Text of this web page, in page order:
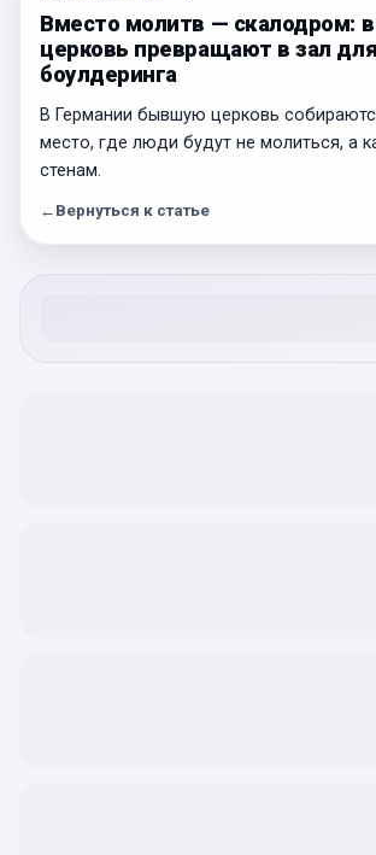
Вместо молитв — скалодром:
церковь превращают в зал для
боулдеринга
В Германии бывшую церковь
место, где люди будут не молиться, а
стенам.
← Вернуться к статье